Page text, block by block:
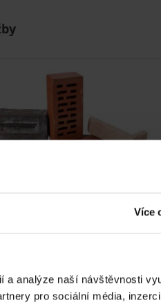
Více
a analýze naší návštěvnosti
pro sociální média,
Technická podpora